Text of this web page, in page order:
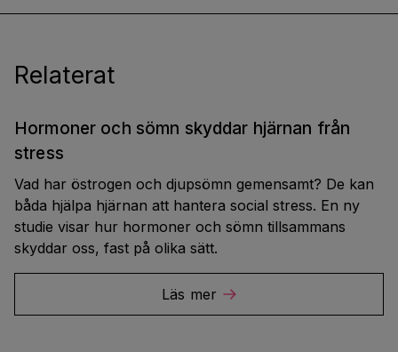
Relaterat
Hormoner och sömn skyddar hjärnan från
stress
Vad har östrogen och djupsömn gemensamt? De kan
båda hjälpa hjärnan att hantera social stress. En ny
studie visar hur hormoner och sömn tillsammans
skyddar oss, fast på olika sätt.
Läs mer